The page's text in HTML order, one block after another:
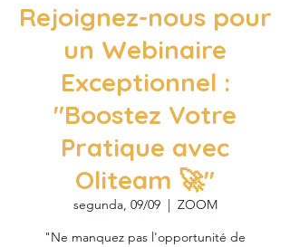
Rejoignez-nous pour
un Webinaire
Exceptionnel :
"Boostez Votre
Pratique avec
Oliteam 🚀"
segunda, 09/09
  |
ZOOM
"Ne manquez pas l'opportunité de